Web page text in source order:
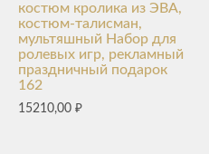
костюм кролика из ЭВА,
костюм-талисман,
мультяшный Набор для
ролевых игр, рекламный
праздничный подарок
162
15210,00 ₽